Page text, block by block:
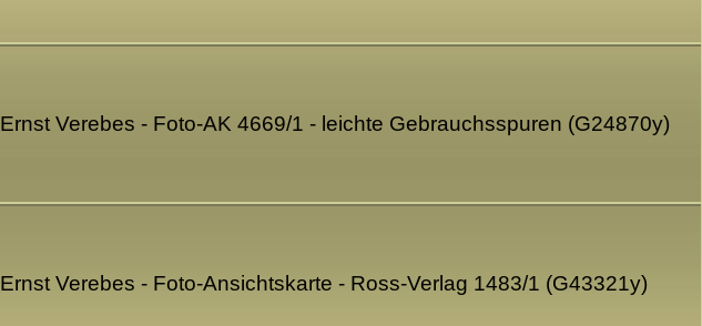
Ernst Verebes - Foto-AK 4669/1 - leichte Gebrauchsspuren (G24870y)
Ernst Verebes - Foto-Ansichtskarte - Ross-Verlag 1483/1 (G43321y)